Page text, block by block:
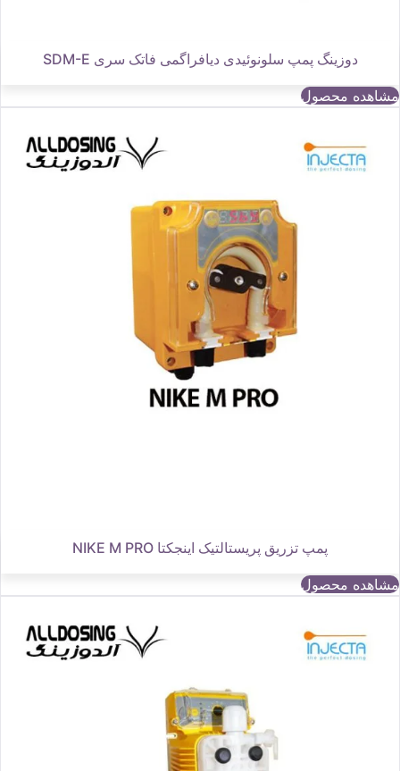
دوزینگ پمپ سلونوئیدی دیافراگمی فاتک سری SDM-E
مشاهده محصول
پمپ تزریق پریستالتیک اینجکتا NIKE M PRO
مشاهده محصول